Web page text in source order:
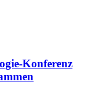
Konferenz